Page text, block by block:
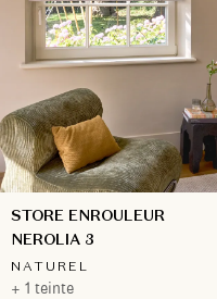
STORE ENROULEUR
NEROLIA 3
NATUREL
+ 1 teinte